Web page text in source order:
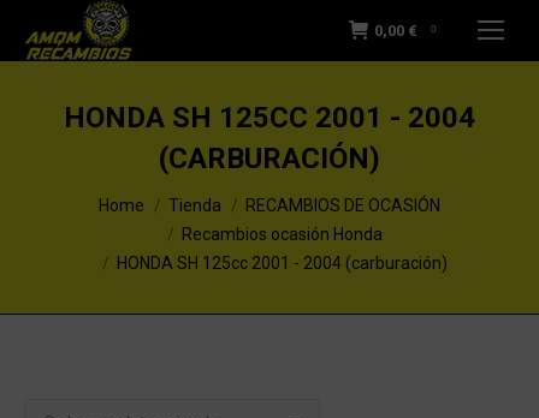
0,00 € 0
HONDA SH 125CC 2001 - 2004
(CARBURACIÓN)
You are here:Home Tienda
RECAMBIOS DE OCASIÓN
Recambios ocasión Honda
HONDA SH 125cc 2001 - 2004 (carburación)